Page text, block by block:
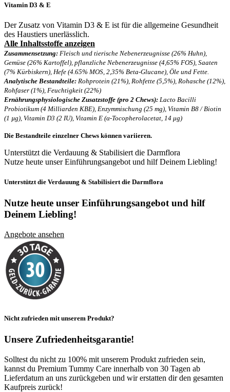
Vitamin D3 & E
Der Zusatz von Vitamin D3 & E ist für die allgemeine Gesundheit
des Haustiers unerlässlich.
Alle Inhaltsstoffe anzeigen
Zusammensetzung: Fleisch und tierische Nebenerzeugnisse (26% Huhn),
Gemüse (26% Kartoffel), pflanzliche Nebenerzeugnisse (4,65% FOS), Saaten
(7% Kürbiskern), Hefe (4.65% MOS, 2,35% Beta-Glucane), Öle und Fette.
Analytische Bestandteile: Rohprotein (21%), Rohfette (5,5%), Rohasche (12%),
Rohfaser (1%), Feuchtigkeit (22%)
Ernährungsphysiologische Zusatzstoffe (pro 2 Chews): Lacto Bacilli
Probiotikum (4 Milliarden KBE), Enzymmischung (25 mg), Vitamin B8 / Biotin
(1 µg), Vitamin D3 (2 IU), Vitamin E (α-Tocopherolacetat, 14 μg)
Die Bestandteile einzelner Chews können variieren.
Unterstützt die Verdauung & Stabilisiert die Darmflora
Nutze heute unser Einführungsangebot und hilf Deinem Liebling!
Unterstützt die Verdauung & Stabilisiert die Darmflora
Nutze heute unser Einführungsangebot und hilf
Deinem Liebling!
Angebote ansehen
Nicht zufrieden mit unserem Produkt?
Unsere Zufriedenheitsgarantie!
Solltest du nicht zu 100% mit unserem Produkt zufrieden sein,
kannst du Premium Tummy Care innerhalb von 30 Tagen ab
Lieferdatum an uns zurückgeben und wir erstatten dir den gesamten
Kaufpreis zurück!